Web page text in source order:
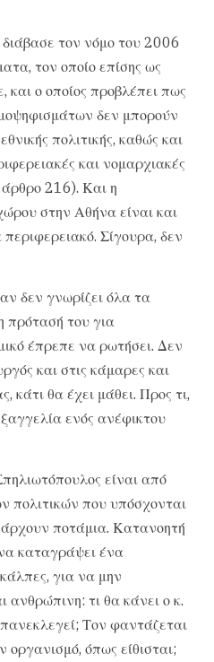
τον νόμο του 2006
τον οποίο επίσης ως
και ο οποίος προβλέπει πως
δεν μπορούν
πολιτικής, καθώς και
και νομαρχιακές
216). Και η
στην Αθήνα είναι και
Σίγουρα, δεν
δεν γνωρίζει όλα τα
πρότασή του για
έπρεπε να ρωτήσει. Δεν
και στις κάμαρες και
κάτι θα έχει μάθει. Προς τι,
ενός ανέφικτου
είναι από
πολιτικών που υπόσχονται
ποτάμια. Κατανοητή
καταγράψει ένα
για να μην
ανθρώπινη: τι θα κάνει ο κ.
Τον φαντάζεται
οργανισμό, όπως είθισται;